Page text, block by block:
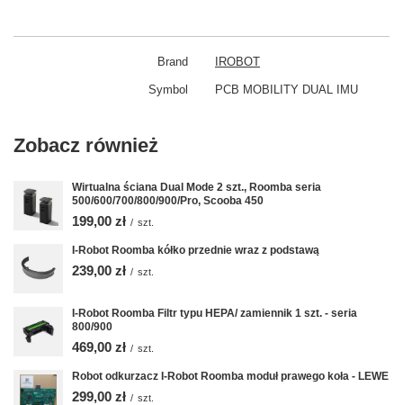
Brand IROBOT
Symbol PCB MOBILITY DUAL IMU
Zobacz również
Wirtualna ściana Dual Mode 2 szt., Roomba seria
500/600/700/800/900/Pro, Scooba 450
199,00 zł / szt.
I-Robot Roomba kółko przednie wraz z podstawą
239,00 zł / szt.
I-Robot Roomba Filtr typu HEPA/ zamiennik 1 szt. - seria
800/900
469,00 zł / szt.
Robot odkurzacz I-Robot Roomba moduł prawego koła - LEWE
299,00 zł / szt.